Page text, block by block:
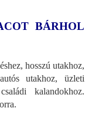
BÁRHOL
hosszú utakhoz,
utakhoz, üzleti
kalandokhoz.